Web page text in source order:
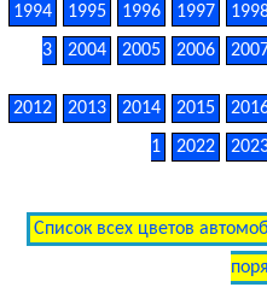
Medium Titanium
Black (Interior)
Light Neutral (Interior)
1994 1995 1996 1997
3
2004 2005 2006
2012 2013 2014 2015
1
2022
Список всех цветов